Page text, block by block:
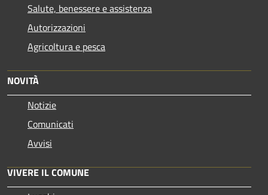
Salute, benessere e assistenza
Autorizzazioni
Agricoltura e pesca
NOVITÀ
Notizie
Comunicati
Avvisi
VIVERE IL COMUNE